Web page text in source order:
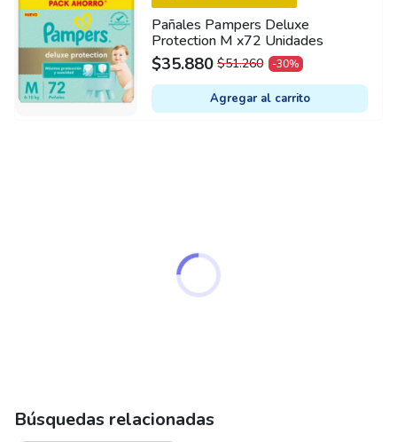
Pañales Pampers Deluxe
Protection M x72 Unidades
$51.260
ORIGINAL
PRICE
WAS:
$35.880
CURRENT
PRICE
IS:
-30%
Agregar al carrito
Búsquedas relacionadas